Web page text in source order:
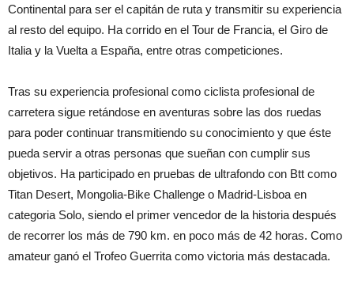
Continental para ser el capitán de ruta y transmitir su experiencia
al resto del equipo. Ha corrido en el Tour de Francia, el Giro de
Italia y la Vuelta a España, entre otras competiciones.
Tras su experiencia profesional como ciclista profesional de
carretera sigue retándose en aventuras sobre las dos ruedas
para poder continuar transmitiendo su conocimiento y que éste
pueda servir a otras personas que sueñan con cumplir sus
objetivos. Ha participado en pruebas de ultrafondo con Btt como
Titan Desert, Mongolia-Bike Challenge o Madrid-Lisboa en
categoria Solo, siendo el primer vencedor de la historia después
de recorrer los más de 790 km. en poco más de 42 horas. Como
amateur ganó el Trofeo Guerrita como victoria más destacada.